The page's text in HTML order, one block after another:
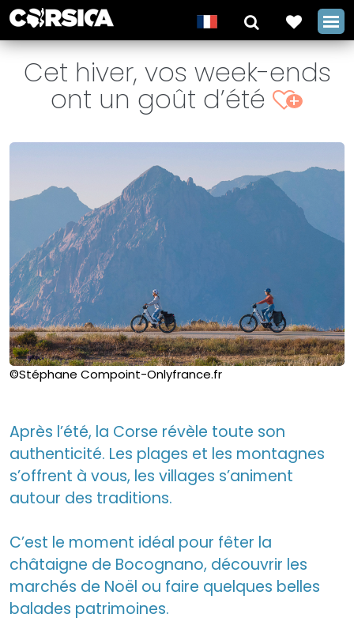
Cet hiver, vos week-ends
ont un goût d’été +
©Stéphane Compoint-Onlyfrance.fr
Après l’été, la Corse révèle toute son
authenticité. Les plages et les montagnes
s’offrent à vous, les villages s’animent
autour des traditions.
C’est le moment idéal pour fêter la
châtaigne de Bocognano, découvrir les
marchés de Noël ou faire quelques belles
balades patrimoines.